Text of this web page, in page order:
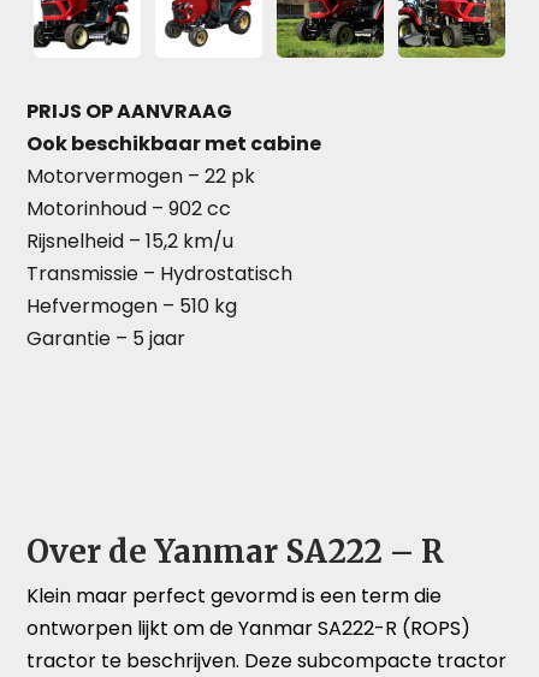
PRIJS OP AANVRAAG
Ook beschikbaar met cabine
Motorvermogen – 22 pk
Motorinhoud – 902 cc
Rijsnelheid – 15,2 km/u
Transmissie – Hydrostatisch
Hefvermogen – 510 kg
Garantie – 5 jaar
Over de Yanmar SA222 – R
Klein maar perfect gevormd is een term die
ontworpen lijkt om de Yanmar SA222-R (ROPS)
tractor te beschrijven. Deze subcompacte tractor